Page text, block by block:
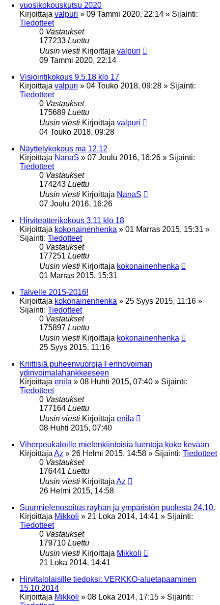
vuosikokouskutsu 2020
Kirjoittaja valpuri » 09 Tammi 2020, 22:14 » Sijainti:
Tiedotteet
0 Vastaukset
177233 Luettu
Uusin viesti Kirjoittaja valpuri
09 Tammi 2020, 22:14
Visiointikokous 9.5.18 klo 17
Kirjoittaja valpuri » 04 Touko 2018, 09:28 » Sijainti:
Tiedotteet
0 Vastaukset
175689 Luettu
Uusin viesti Kirjoittaja valpuri
04 Touko 2018, 09:28
Näyttelykokous ma 12.12
Kirjoittaja NanaS » 07 Joulu 2016, 16:26 » Sijainti:
Tiedotteet
0 Vastaukset
174243 Luettu
Uusin viesti Kirjoittaja NanaS
07 Joulu 2016, 16:26
Hirviteatterikokous 3.11 klo 18
Kirjoittaja kokonainenhenka » 01 Marras 2015, 15:31 »
Sijainti: Tiedotteet
0 Vastaukset
177251 Luettu
Uusin viesti Kirjoittaja kokonainenhenka
01 Marras 2015, 15:31
Talvelle 2015-2016!
Kirjoittaja kokonainenhenka » 25 Syys 2015, 11:16 »
Sijainti: Tiedotteet
0 Vastaukset
175897 Luettu
Uusin viesti Kirjoittaja kokonainenhenka
25 Syys 2015, 11:16
Kriittisiä puheenvuoroja Fennovoiman
ydinvoimalahankkeeseen
Kirjoittaja enila » 08 Huhti 2015, 07:40 » Sijainti:
Tiedotteet
0 Vastaukset
177164 Luettu
Uusin viesti Kirjoittaja enila
08 Huhti 2015, 07:40
Viherpeukaloille mielenkiintoisia luentoja koko kevään
Kirjoittaja Az » 26 Helmi 2015, 14:58 » Sijainti: Tiedotteet
0 Vastaukset
176441 Luettu
Uusin viesti Kirjoittaja Az
26 Helmi 2015, 14:58
Suurmielenosoitus rayhan ja ympäristön puolesta 24.10.
Kirjoittaja Mikkoli » 21 Loka 2014, 14:41 » Sijainti:
Tiedotteet
0 Vastaukset
179710 Luettu
Uusin viesti Kirjoittaja Mikkoli
21 Loka 2014, 14:41
Hirvitalolaisille tiedoksi: VERKKO-aluetapaaminen
15.10.2014
Kirjoittaja Mikkoli » 08 Loka 2014, 17:15 » Sijainti: